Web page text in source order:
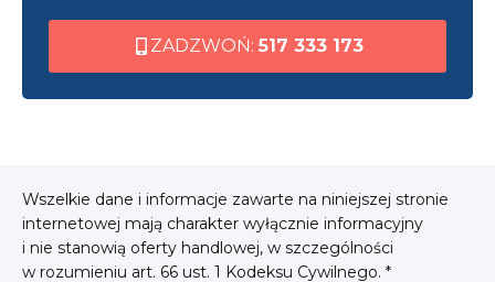
ZADZWOŃ: 517 333 173
Wszelkie dane i informacje zawarte na niniejszej stronie
internetowej mają charakter wyłącznie informacyjny
i nie stanowią oferty handlowej, w szczególności
w rozumieniu art. 66 ust. 1 Kodeksu Cywilnego. *